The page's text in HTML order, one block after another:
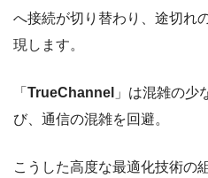
へ接続が切り替わり、途切れ
現します。
「 TrueChannel 」は混雑の少
び、通信の混雑を回避。
こうした高度な最適化技術の